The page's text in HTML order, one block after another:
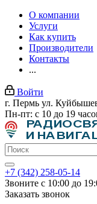
О компании
Услуги
Как купить
Производители
Контакты
...
Войти
г. Пермь ул.
Пн-пт: с 10 до 19
+7 (342) 258-05-14
Звоните с 10:00 до
Заказать звонок